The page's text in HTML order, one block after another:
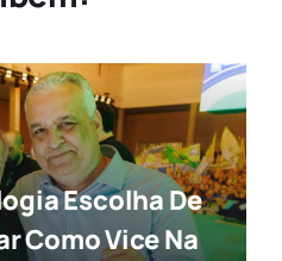
Escolha De
Como Vice Na